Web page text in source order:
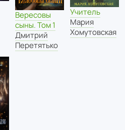
Вересовы
сыны. Том 1
Дмитрий
Перетятько
Учитель
Мария
Хомутовская